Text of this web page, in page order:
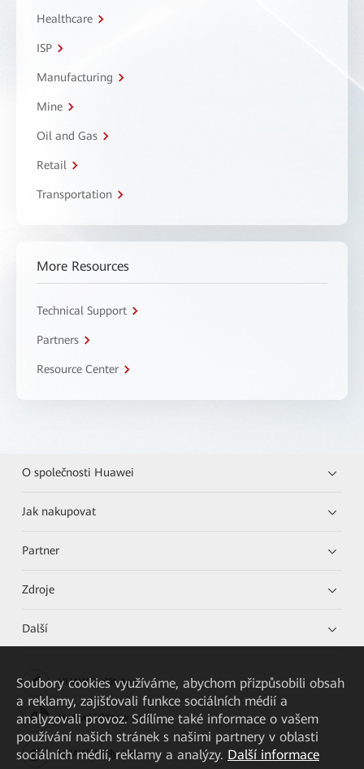
Healthcare
ISP
Manufacturing
Mine
Oil and Gas
Retail
Transportation
More Resources
Technical Support
Partners
Resource Center
O společnosti Huawei
Jak nakupovat
Partner
Zdroje
Další
HUAWEI eKit App
Huawei HiKnow App
HUAWEI eFly App
Soubory cookies využíváme, abychom přizpůsobili obsah
a reklamy, zajišťovali funkce sociálních médií a
analyzovali provoz. Sdílíme také informace o vašem
používání našich stránek s našimi partnery v oblasti
sociálních médií, reklamy a analýzy. Další informace